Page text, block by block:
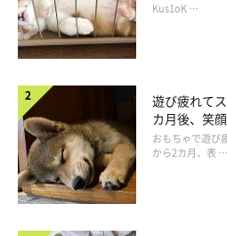
長！
Kus1oK …
遊び疲れて
カ月後、笑
成長！
おもちゃで遊び
から2カ月、表 …